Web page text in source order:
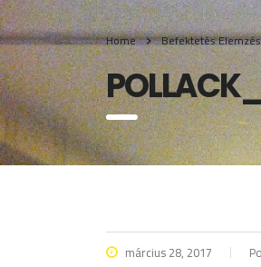
Home Befektetés Elemzés
március 28, 2017